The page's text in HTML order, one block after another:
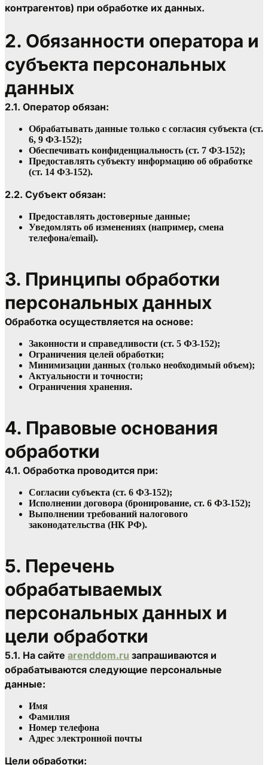
контрагентов) при обработке их данных.
2. Обязанности оператора и
субъекта персональных
данных
2.1. Оператор обязан:
Обрабатывать данные только с согласия субъекта (ст.
6, 9 ФЗ-152);
Обеспечивать конфиденциальность (ст. 7 ФЗ-152);
Предоставлять субъекту информацию об обработке
(ст. 14 ФЗ-152).
2.2. Субъект обязан:
Предоставлять достоверные данные;
Уведомлять об изменениях (например, смена
телефона/email).
3. Принципы обработки
персональных данных
Обработка осуществляется на основе:
Законности и справедливости (ст. 5 ФЗ-152);
Ограничения целей обработки;
Минимизации данных (только необходимый объем);
Актуальности и точности;
Ограничения хранения.
4. Правовые основания
обработки
4.1. Обработка проводится при:
Согласии субъекта (ст. 6 ФЗ-152);
Исполнении договора (бронирование, ст. 6 ФЗ-152);
Выполнении требований налогового
законодательства (НК РФ).
5. Перечень
обрабатываемых
персональных данных и
цели обработки
5.1. На сайте arenddom.ru запрашиваются и
обрабатываются следующие персональные
данные:
Имя
Фамилия
Номер телефона
Адрес электронной почты
Цели обработки: